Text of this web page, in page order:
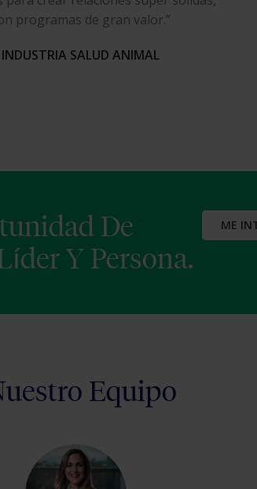
programas de gran valor.”
INDUSTRIA SALUD ANIMAL
De
Y Persona.
ME
Equipo​